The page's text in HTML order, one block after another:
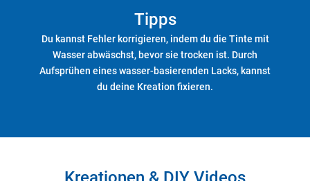
Tipps
Du kannst Fehler korrigieren, indem du die Tinte mit
Wasser abwäschst, bevor sie trocken ist. Durch
Aufsprühen eines wasser-basierenden Lacks, kannst
du deine Kreation fixieren.